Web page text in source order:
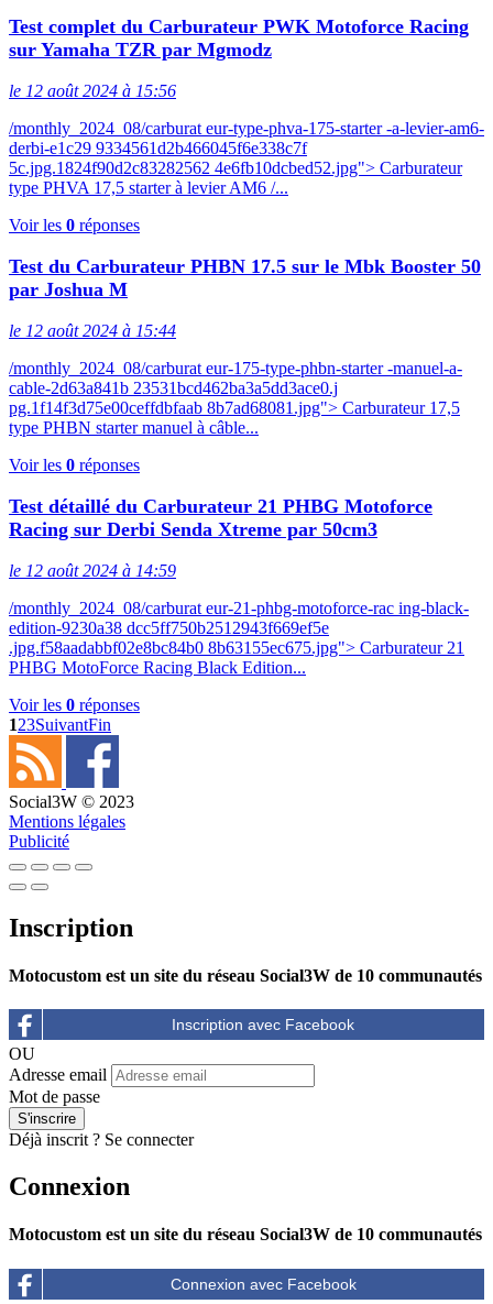
Test complet du Carburateur PWK Motoforce Racing
sur Yamaha TZR par Mgmodz
le 12 août 2024 à 15:56
/monthly_2024_08/carburat eur-type-phva-175-starter -a-levier-am6-
derbi-e1c29 9334561d2b466045f6e338c7f
5c.jpg.1824f90d2c83282562 4e6fb10dcbed52.jpg"> Carburateur
type PHVA 17,5 starter à levier AM6 /...
Voir les 0 réponses
Test du Carburateur PHBN 17.5 sur le Mbk Booster 50
par Joshua M
le 12 août 2024 à 15:44
/monthly_2024_08/carburat eur-175-type-phbn-starter -manuel-a-
cable-2d63a841b 23531bcd462ba3a5dd3ace0.j
pg.1f14f3d75e00ceffdbfaab 8b7ad68081.jpg"> Carburateur 17,5
type PHBN starter manuel à câble...
Voir les 0 réponses
Test détaillé du Carburateur 21 PHBG Motoforce
Racing sur Derbi Senda Xtreme par 50cm3
le 12 août 2024 à 14:59
/monthly_2024_08/carburat eur-21-phbg-motoforce-rac ing-black-
edition-9230a38 dcc5ff750b2512943f669ef5e
.jpg.f58aadabbf02e8bc84b0 8b63155ec675.jpg"> Carburateur 21
PHBG MotoForce Racing Black Edition...
Voir les 0 réponses
123SuivantFin
Social3W © 2023
Mentions légales
Publicité
Inscription
Motocustom est un site du réseau Social3W de 10 communautés
OU
Adresse email
Mot de passe
Déjà inscrit ? Se connecter
Connexion
Motocustom est un site du réseau Social3W de 10 communautés